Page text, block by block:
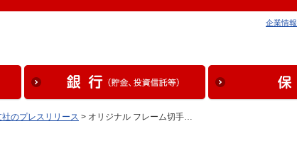
企業情報
のプレスリリース > オリジナル フレーム切手…